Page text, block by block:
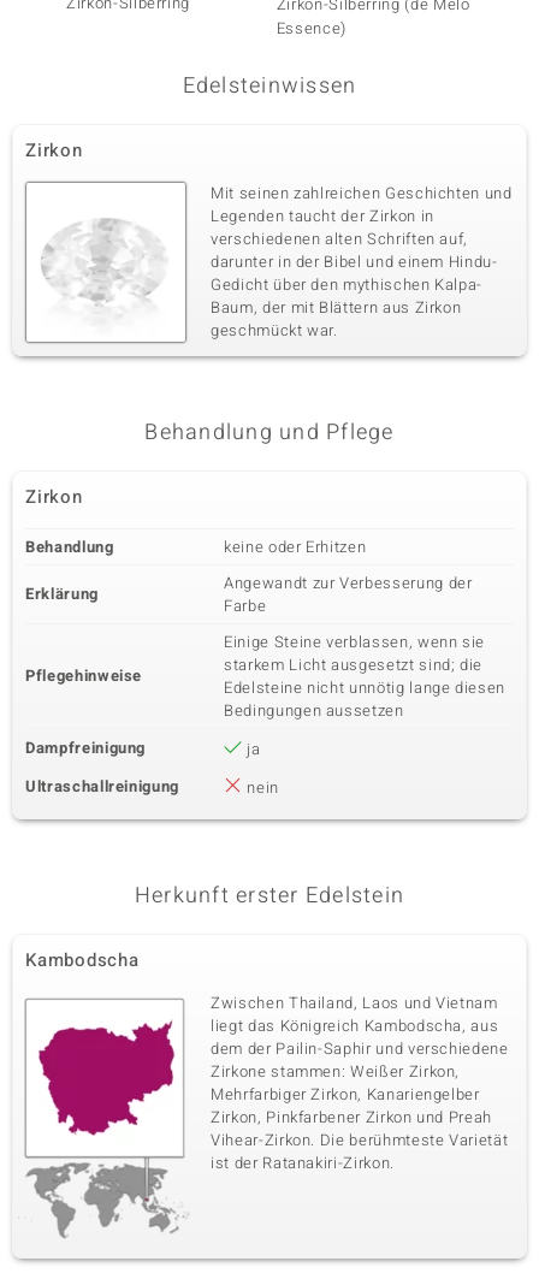
Essence)
Edelsteinwissen
Zirkon
Mit seinen zahlreichen Geschichten und
Legenden taucht der Zirkon in
verschiedenen alten Schriften auf,
darunter in der Bibel und einem Hindu-
Gedicht über den mythischen Kalpa-
Baum, der mit Blättern aus Zirkon
geschmückt war.
Behandlung und Pflege
Zirkon
Behandlung keine oder Erhitzen
Erklärung
Angewandt zur Verbesserung der
Farbe
Pflegehinweise
Einige Steine verblassen, wenn sie
starkem Licht ausgesetzt sind; die
Edelsteine nicht unnötig lange diesen
Bedingungen aussetzen
Dampfreinigung
ja
Ultraschallreinigung
nein
Herkunft erster Edelstein
Kambodscha
Zwischen Thailand, Laos und Vietnam
liegt das Königreich Kambodscha, aus
dem der Pailin-Saphir und verschiedene
Zirkone stammen: Weißer Zirkon,
Mehrfarbiger Zirkon, Kanariengelber
Zirkon, Pinkfarbener Zirkon und Preah
Vihear-Zirkon. Die berühmteste Varietät
ist der Ratanakiri-Zirkon.